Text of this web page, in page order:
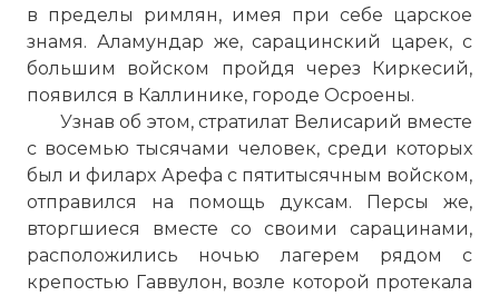
в пределы римлян, имея при себе царское
знамя. Аламундар же, сарацинский царек, с
большим войском пройдя через Киркесий,
появился в Каллинике, городе Осроены.
Узнав об этом, стратилат Велисарий вместе
с восемью тысячами человек, среди которых
был и филарх Арефа с пятитысячным войском,
отправился на помощь дуксам. Персы же,
вторгшиеся вместе со своими сарацинами,
расположились ночью лагерем рядом с
крепостью Гаввулон, возле которой протекала